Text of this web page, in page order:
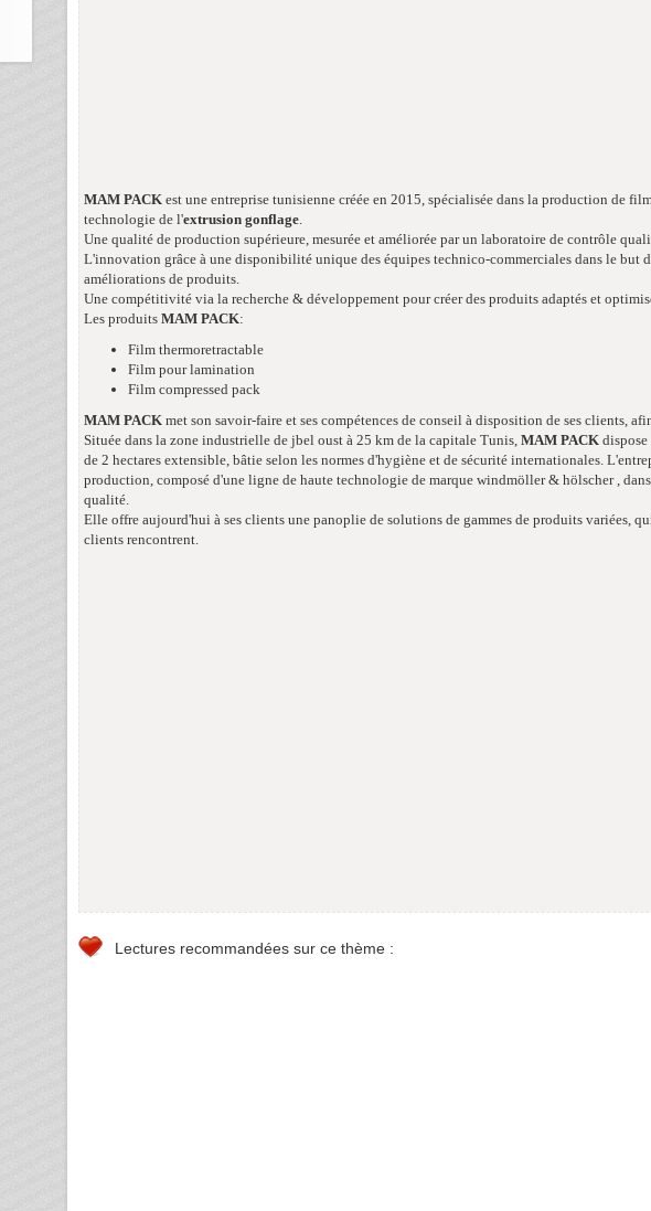
MAM PACK est une entreprise tunisienne créée en 2015, spécialisée dans la production de
technologie de l'extrusion gonflage.
Une qualité de production supérieure, mesurée et améliorée par un laboratoire de contrôle
L'innovation grâce à une disponibilité unique des équipes technico-commerciales dans le but
améliorations de produits.
Une compétitivité via la recherche & développement pour créer des produits adaptés et
Les produitsMAM PACK:
Film thermoretractable
Film pour lamination
Film compressed pack
MAM PACK met son savoir-faire et ses compétences de conseil à disposition de ses clients,
Située dans la zone industrielle de jbel oust à 25 km de la capitale Tunis,MAM PACK
de 2 hectares extensible, bâtie selon les normes d'hygiène et de sécurité internationales.
production, composé d'une ligne de haute technologie de marque windmöller & hölscher ,
qualité.
Elle offre aujourd'hui à ses clients une panoplie de solutions de gammes de produits variées,
clients rencontrent.
Lectures recommandées sur ce thème :